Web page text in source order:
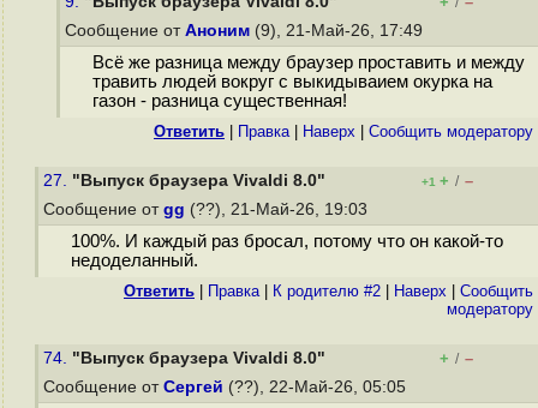
Сообщение от Аноним (9), 21-Май-26, 17:49
Всё же разница между браузер проставить и между
травить людей вокруг с выкидываием окурка на
газон - разница существенная!
Ответить Правка| Наверх Cообщить модератору
27. "Выпуск браузера Vivaldi 8.0" +1 + / –
Сообщение от gg (??), 21-Май-26, 19:03
100%. И каждый раз бросал, потому что он какой-то
недоделанный.
Ответить Правка| К родителю #2 Наверх
Cообщить
модератору
74. "Выпуск браузера Vivaldi 8.0" + / –
Сообщение от Сергей (??), 22-Май-26, 05:05